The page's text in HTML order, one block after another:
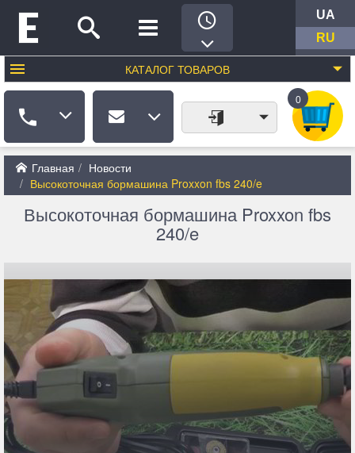
UA
RU
КАТАЛОГ ТОВАРОВ
0
Главная
Новости
Высокоточная бормашина Proxxon fbs 240/e
Высокоточная бормашина Proxxon fbs
240/e